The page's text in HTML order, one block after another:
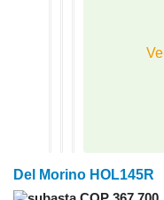
Del Morino HOL145R